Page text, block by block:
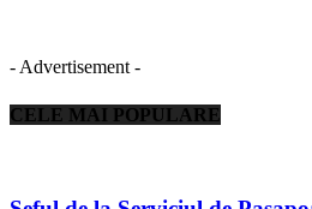
- Advertisement -
CELE MAI POPULARE